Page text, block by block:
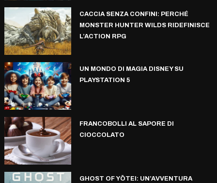
CACCIA SENZA CONFINI: PERCHÉ
MONSTER HUNTER WILDS RIDEFINISCE
L’ACTION RPG
UN MONDO DI MAGIA DISNEY SU
PLAYSTATION 5
FRANCOBOLLI AL SAPORE DI
CIOCCOLATO
GHOST OF YŌTEI: UN’AVVENTURA